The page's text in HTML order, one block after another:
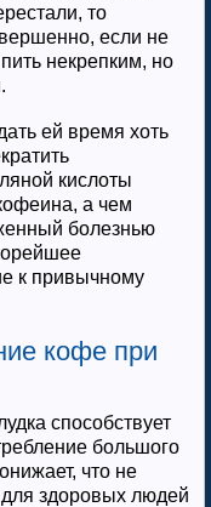
то
если не
некрепким, но
ей время хоть
кислоты
а чем
болезнью
к привычному
кофе при
способствует
большого
что не
здоровых людей